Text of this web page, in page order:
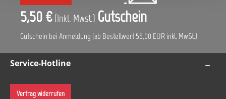
5,50 € (Inkl. Mwst.) Gutschein
Gutschein bei Anmeldung (ab Bestellwert 55,00 EUR inkl. MwSt.)
Service-Hotline
Vertrag widerrufen